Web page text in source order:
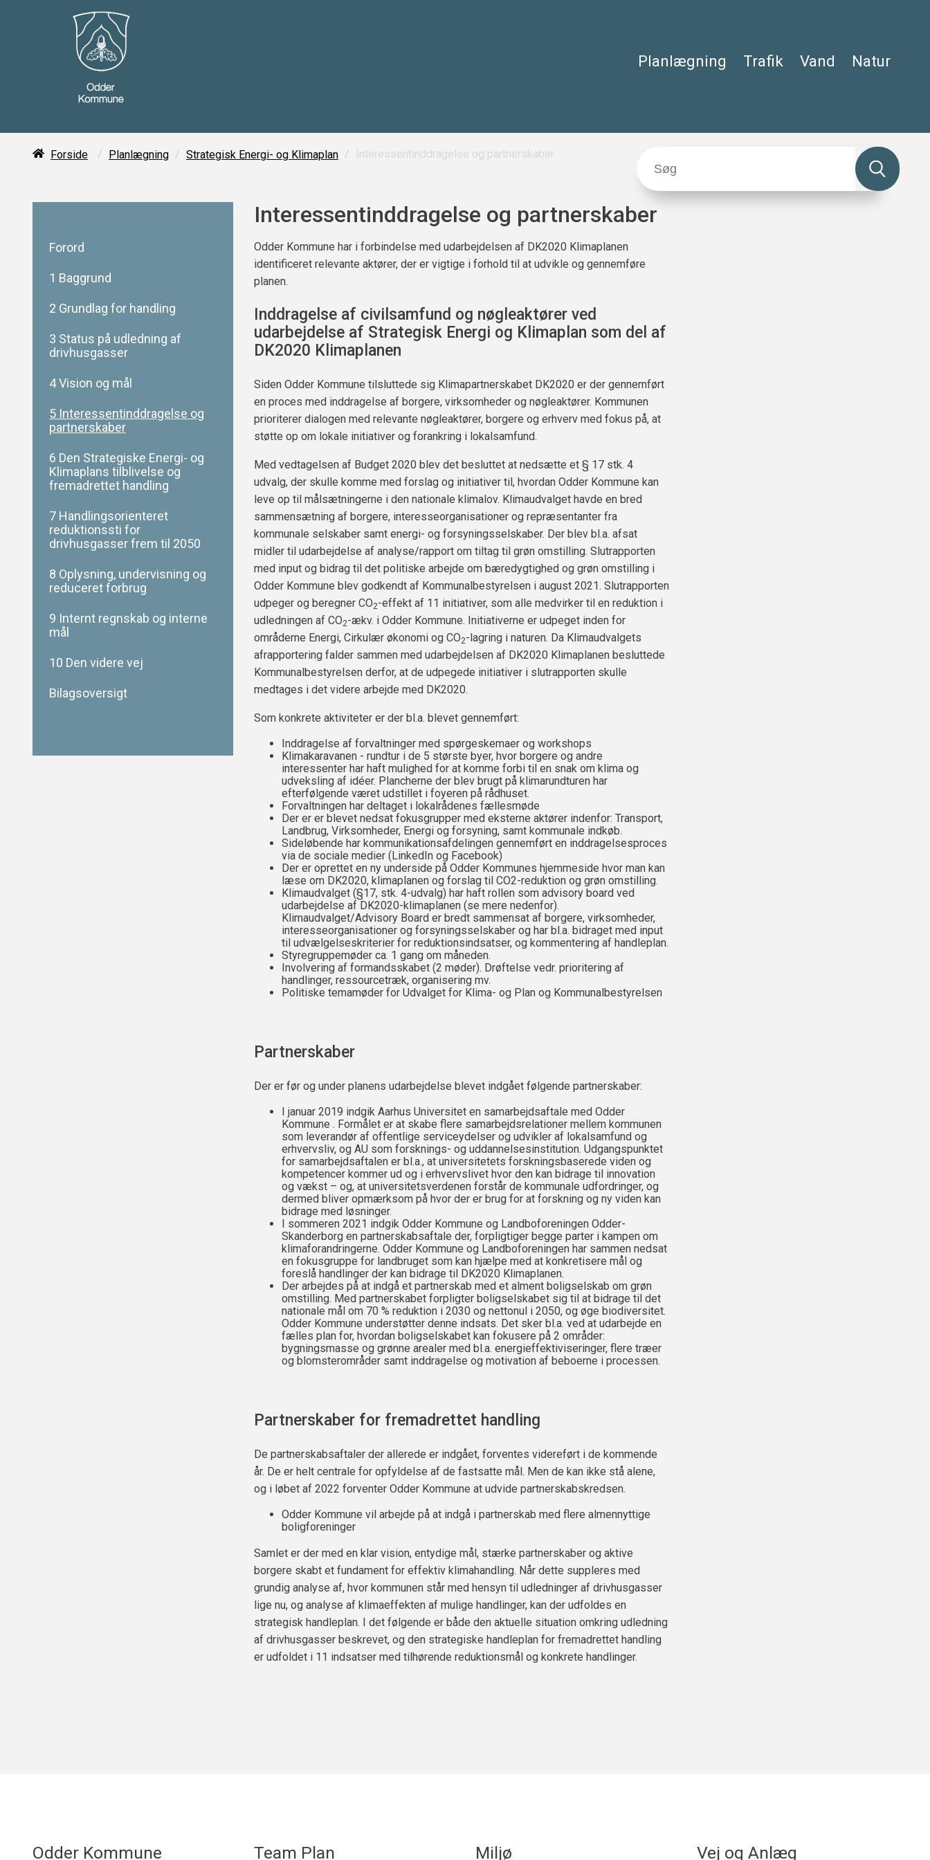
Planlægning Trafik Vand Natur
Forside / Planlægning / Strategisk Energi- og Klimaplan / Interessentinddragelse og partnerskaber
Forord
1 Baggrund
2 Grundlag for handling
3 Status på udledning af
drivhusgasser
4 Vision og mål
5 Interessentinddragelse og
partnerskaber
6 Den Strategiske Energi- og
Klimaplans tilblivelse og
fremadrettet handling
7 Handlingsorienteret
reduktionssti for
drivhusgasser frem til 2050
8 Oplysning, undervisning og
reduceret forbrug
9 Internt regnskab og interne
mål
10 Den videre vej
Bilagsoversigt
Interessentinddragelse og partnerskaber
Odder Kommune har i forbindelse med udarbejdelsen af DK2020 Klimaplanen
identificeret relevante aktører, der er vigtige i forhold til at udvikle og gennemføre
planen.
Inddragelse af civilsamfund og nøgleaktører ved
udarbejdelse af Strategisk Energi og Klimaplan som del af
DK2020 Klimaplanen
Siden Odder Kommune tilsluttede sig Klimapartnerskabet DK2020 er der gennemført
en proces med inddragelse af borgere, virksomheder og nøgleaktører. Kommunen
prioriterer dialogen med relevante nøgleaktører, borgere og erhverv med fokus på, at
støtte op om lokale initiativer og forankring i lokalsamfund.
Med vedtagelsen af Budget 2020 blev det besluttet at nedsætte et § 17 stk. 4
udvalg, der skulle komme med forslag og initiativer til, hvordan Odder Kommune kan
leve op til målsætningerne i den nationale klimalov. Klimaudvalget havde en bred
sammensætning af borgere, interesseorganisationer og repræsentanter fra
kommunale selskaber samt energi- og forsyningsselskaber. Der blev bl.a. afsat
midler til udarbejdelse af analyse/rapport om tiltag til grøn omstilling. Slutrapporten
med input og bidrag til det politiske arbejde om bæredygtighed og grøn omstilling i
Odder Kommune blev godkendt af Kommunalbestyrelsen i august 2021. Slutrapporten
udpeger og beregner CO2-effekt af 11 initiativer, som alle medvirker til en reduktion i
udledningen af CO2-ækv. i Odder Kommune. Initiativerne er udpeget inden for
områderne Energi, Cirkulær økonomi og CO2-lagring i naturen. Da Klimaudvalgets
afrapportering falder sammen med udarbejdelsen af DK2020 Klimaplanen besluttede
Kommunalbestyrelsen derfor, at de udpegede initiativer i slutrapporten skulle
medtages i det videre arbejde med DK2020.
Som konkrete aktiviteter er der bl.a. blevet gennemført:
Inddragelse af forvaltninger med spørgeskemaer og workshops
Klimakaravanen - rundtur i de 5 største byer, hvor borgere og andre
interessenter har haft mulighed for at komme forbi til en snak om klima og
udveksling af idéer. Plancherne der blev brugt på klimarundturen har
efterfølgende været udstillet i foyeren på rådhuset.
Forvaltningen har deltaget i lokalrådenes fællesmøde
Der er er blevet nedsat fokusgrupper med eksterne aktører indenfor: Transport,
Landbrug, Virksomheder, Energi og forsyning, samt kommunale indkøb.
Sideløbende har kommunikationsafdelingen gennemført en inddragelsesproces
via de sociale medier (LinkedIn og Facebook)
Der er oprettet en ny underside på Odder Kommunes hjemmeside hvor man kan
læse om DK2020, klimaplanen og forslag til CO2-reduktion og grøn omstilling.
Klimaudvalget (§17, stk. 4-udvalg) har haft rollen som advisory board ved
udarbejdelse af DK2020-klimaplanen (se mere nedenfor).
Klimaudvalget/Advisory Board er bredt sammensat af borgere, virksomheder,
interesseorganisationer og forsyningsselskaber og har bl.a. bidraget med input
til udvælgelseskriterier for reduktionsindsatser, og kommentering af handleplan.
Styregruppemøder ca. 1 gang om måneden.
Involvering af formandsskabet (2 møder). Drøftelse vedr. prioritering af
handlinger, ressourcetræk, organisering mv.
Politiske temamøder for Udvalget for Klima- og Plan og Kommunalbestyrelsen
Partnerskaber
Der er før og under planens udarbejdelse blevet indgået følgende partnerskaber:
I januar 2019 indgik Aarhus Universitet en samarbejdsaftale med Odder
Kommune . Formålet er at skabe flere samarbejdsrelationer mellem kommunen
som leverandør af offentlige serviceydelser og udvikler af lokalsamfund og
erhvervsliv, og AU som forsknings- og uddannelsesinstitution. Udgangspunktet
for samarbejdsaftalen er bl.a., at universitetets forskningsbaserede viden og
kompetencer kommer ud og i erhvervslivet hvor den kan bidrage til innovation
og vækst – og, at universitetsverdenen forstår de kommunale udfordringer, og
dermed bliver opmærksom på hvor der er brug for at forskning og ny viden kan
bidrage med løsninger.
I sommeren 2021 indgik Odder Kommune og Landboforeningen Odder-
Skanderborg en partnerskabsaftale der, forpligtiger begge parter i kampen om
klimaforandringerne. Odder Kommune og Landboforeningen har sammen nedsat
en fokusgruppe for landbruget som kan hjælpe med at konkretisere mål og
foreslå handlinger der kan bidrage til DK2020 Klimaplanen.
Der arbejdes på at indgå et partnerskab med et alment boligselskab om grøn
omstilling. Med partnerskabet forpligter boligselskabet sig til at bidrage til det
nationale mål om 70 % reduktion i 2030 og nettonul i 2050, og øge biodiversitet.
Odder Kommune understøtter denne indsats. Det sker bl.a. ved at udarbejde en
fælles plan for, hvordan boligselskabet kan fokusere på 2 områder:
bygningsmasse og grønne arealer med bl.a. energieffektiviseringer, flere træer
og blomsterområder samt inddragelse og motivation af beboerne i processen.
Partnerskaber for fremadrettet handling
De partnerskabsaftaler der allerede er indgået, forventes videreført i de kommende
år. De er helt centrale for opfyldelse af de fastsatte mål. Men de kan ikke stå alene,
og i løbet af 2022 forventer Odder Kommune at udvide partnerskabskredsen.
Odder Kommune vil arbejde på at indgå i partnerskab med flere almennyttige
boligforeninger
Samlet er der med en klar vision, entydige mål, stærke partnerskaber og aktive
borgere skabt et fundament for effektiv klimahandling. Når dette suppleres med
grundig analyse af, hvor kommunen står med hensyn til udledninger af drivhusgasser
lige nu, og analyse af klimaeffekten af mulige handlinger, kan der udfoldes en
strategisk handleplan. I det følgende er både den aktuelle situation omkring udledning
af drivhusgasser beskrevet, og den strategiske handleplan for fremadrettet handling
er udfoldet i 11 indsatser med tilhørende reduktionsmål og konkrete handlinger.
Odder Kommune Team Plan Miljø Vej og Anlæg